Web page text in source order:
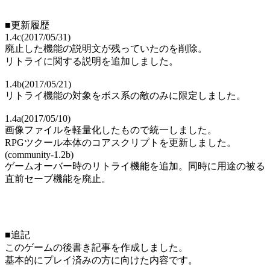
■更新履歴
1.4c(2017/05/31)
廃止した機能の説明文が残っていたのを削除。
リトライに関する説明を追加しました。
1.4b(2017/05/21)
リトライ機能の対象をボス系の敵のみに限定しました。
1.4a(2017/05/10)
画像ファイルを軽量化したもので統一しました。
RPGツクール本体のコアスクリプトを更新しました。
(community-1.2b)
ゲームオーバー時のリトライ機能を追加。同時に用途の被る
直前セーブ機能を廃止。
■追記
このゲームの後書き記事を作成しました。
基本的にプレイ済みの方に向けた内容です。